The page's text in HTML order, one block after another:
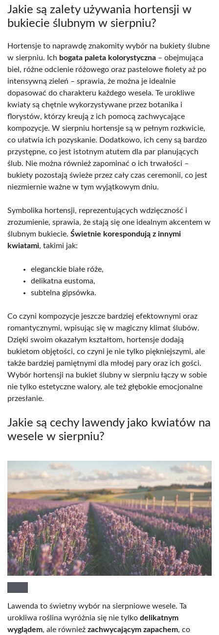
Jakie są zalety używania hortensji w
bukiecie ślubnym w sierpniu?
Hortensje to naprawdę znakomity wybór na bukiety ślubne
w sierpniu. Ich bogata paleta kolorystyczna – obejmująca
biel, różne odcienie różowego oraz pastelowe fiolety aż po
intensywną zieleń – sprawia, że można je idealnie
dopasować do charakteru każdego wesela. Te urokliwe
kwiaty są chętnie wykorzystywane przez botanika i
florystów, którzy kreują z ich pomocą zachwycające
kompozycje. W sierpniu hortensje są w pełnym rozkwicie,
co ułatwia ich pozyskanie. Dodatkowo, ich ceny są bardzo
przystępne, co jest istotnym atutem dla par planujących
ślub. Nie można również zapominać o ich trwałości –
bukiety pozostają świeże przez cały czas ceremonii, co jest
niezmiernie ważne w tym wyjątkowym dniu.
Symbolika hortensji, reprezentujących wdzięczność i
zrozumienie, sprawia, że stają się one idealnym akcentem w
ślubnym bukiecie. Świetnie korespondują z innymi
kwiatami, takimi jak:
eleganckie białe róże,
delikatna eustoma,
subtelna gipsówka.
Co czyni kompozycje jeszcze bardziej efektownymi oraz
romantycznymi, wpisując się w magiczny klimat ślubów.
Dzięki swoim okazałym kształtom, hortensje dodają
bukietom objętości, co czyni je nie tylko piękniejszymi, ale
także bardziej pamiętnymi dla młodej pary oraz ich gości.
Wybór hortensji na bukiet ślubny w sierpniu łączy w sobie
nie tylko estetyczne walory, ale też głębokie emocjonalne
przesłanie.
Jakie są cechy lawendy jako kwiatów na
wesele w sierpniu?
Lawenda to świetny wybór na sierpniowe wesele. Ta
urokliwa roślina wyróżnia się nie tylko delikatnym
wyglądem, ale również zachwycającym zapachem, co